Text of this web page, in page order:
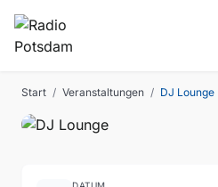
Start / Veranstaltungen / DJ Lounge
MUSIK
DJ Lounge